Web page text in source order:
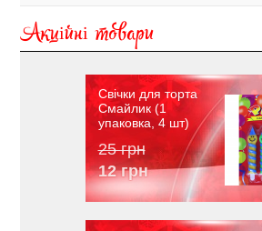
Акційні товари
Свічки для торта
Смайлик (1
упаковка, 4 шт)
25 грн
12 грн